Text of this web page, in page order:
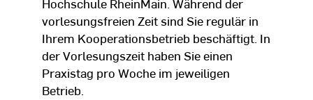
vorlesungsfreien Zeit sind Sie regulär in
Ihrem Kooperationsbetrieb beschäftigt. In
der Vorlesungszeit haben Sie einen
Praxistag pro Woche im jeweiligen
Betrieb.